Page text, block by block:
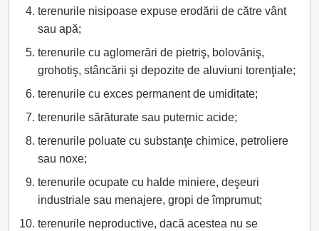
terenurile nisipoase expuse erodării de către vânt
sau apă;
terenurile cu aglomerări de pietriş, bolovăniş,
grohotiş, stâncării şi depozite de aluviuni torenţiale;
terenurile cu exces permanent de umiditate;
terenurile sărăturate sau puternic acide;
terenurile poluate cu substanţe chimice, petroliere
sau noxe;
terenurile ocupate cu halde miniere, deşeuri
industriale sau menajere, gropi de împrumut;
terenurile neproductive, dacă acestea nu se